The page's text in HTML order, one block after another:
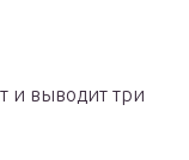
и выводит три